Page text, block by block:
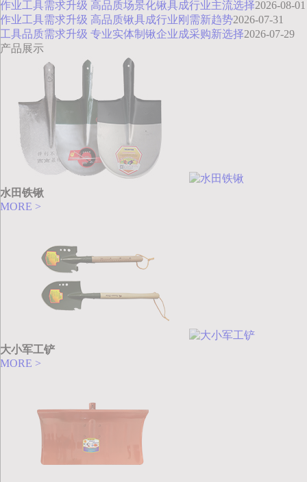
作业工具需求升级 高品质场景化锹具成行业主流选择2026-08-01
作业工具需求升级 高品质锹具成行业刚需新趋势2026-07-31
工具品质需求升级 专业实体制锹企业成采购新选择2026-07-29
产品展示
水田铁锹
MORE >
大小军工铲
MORE >